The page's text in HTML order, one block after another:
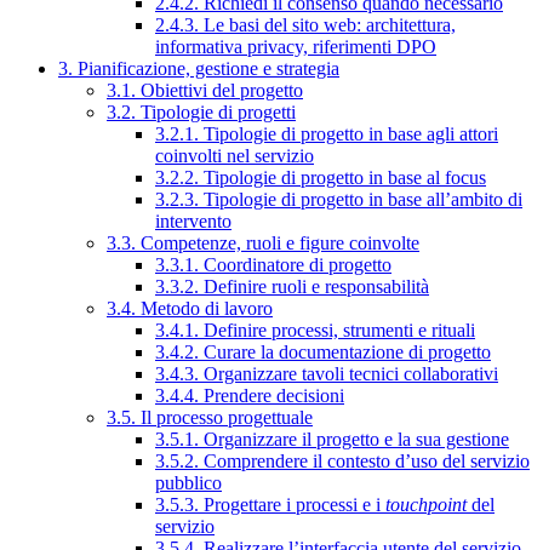
2.4.3. Le basi del sito web: architettura,
informativa privacy, riferimenti DPO
3. Pianificazione, gestione e strategia
3.1. Obiettivi del progetto
3.2. Tipologie di progetti
3.2.1. Tipologie di progetto in base agli attori
coinvolti nel servizio
3.2.2. Tipologie di progetto in base al focus
3.2.3. Tipologie di progetto in base all’ambito di
intervento
3.3. Competenze, ruoli e figure coinvolte
3.3.1. Coordinatore di progetto
3.3.2. Definire ruoli e responsabilità
3.4. Metodo di lavoro
3.4.1. Definire processi, strumenti e rituali
3.4.2. Curare la documentazione di progetto
3.4.3. Organizzare tavoli tecnici collaborativi
3.4.4. Prendere decisioni
3.5. Il processo progettuale
3.5.1. Organizzare il progetto e la sua gestione
3.5.2. Comprendere il contesto d’uso del servizio
pubblico
3.5.3. Progettare i processi e i touchpointdel
servizio